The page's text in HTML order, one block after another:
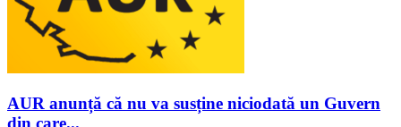
AUR anunță că nu va susține niciodată un Guvern
din care...